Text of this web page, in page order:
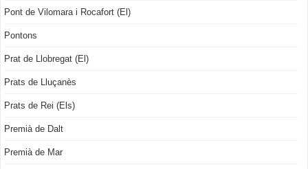
Pont de Vilomara i Rocafort (El)
Pontons
Prat de Llobregat (El)
Prats de Lluçanès
Prats de Rei (Els)
Premià de Dalt
Premià de Mar